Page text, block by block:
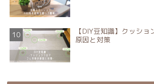
【DIY豆知識】クッシ
原因と対策